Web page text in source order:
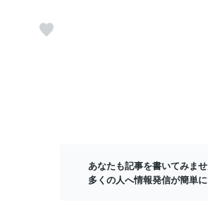
級腕時
ーゲン デン
そうみんな
あなたも記事を書いてみま
多くの人へ情報発信が簡単に